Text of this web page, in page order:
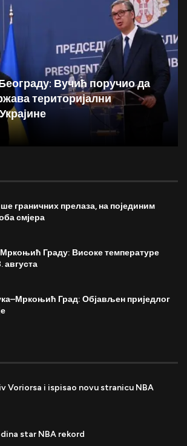
Вучић поручио да
територијални
граничних прелаза, на појединим
смјера
Граду: Високе температуре
августа
Град: Објављен приједлог
Voriorsa i ispisao novu stranicu NBA
star NBA rekord